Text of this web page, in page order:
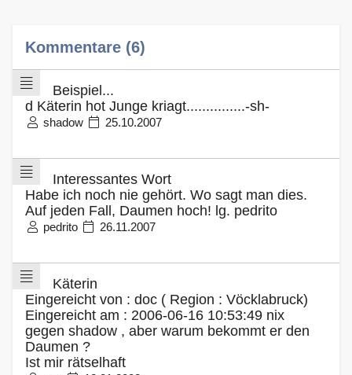
Kommentare (6)
Beispiel...
d Käterin hot Junge kriagt...............-sh-
shadow 25.10.2007
Interessantes Wort
Habe ich noch nie gehört. Wo sagt man dies.
Auf jeden Fall, Daumen hoch! lg. pedrito
pedrito 26.11.2007
Käterin
Eingereicht von : doc ( Region : Vöcklabruck)
Eingereicht am : 2006-06-16 10:53:49 nix
gegen shadow , aber warum bekommt er den
Daumen ?
Ist mir rätselhaft